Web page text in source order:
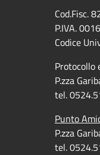
Cod.Fisc.
P.IVA.
Codice
Protocollo
P.zza
tel.
Punto
P.zza
tel.